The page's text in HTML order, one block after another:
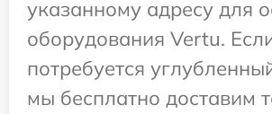
указанному адресу для
оборудования Vertu.
потребуется
мы бесплатно доставим